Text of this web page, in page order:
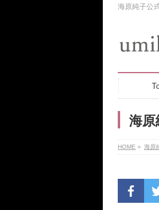
海原純子公
海
HOME » 海原